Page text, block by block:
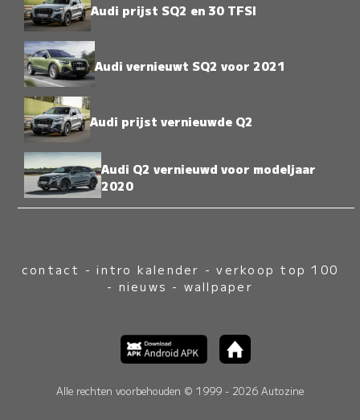
Audi prijst SQ2 en 30 TFSI
Audi vernieuwt SQ2 voor 2021
Audi prijst vernieuwde Q2
Audi Q2 vernieuwd voor modeljaar
2020
contact -intro kalender -verkoop top 100
- nieuws - wallpaper
Alle rechten voorbehouden © 1999 - 2026 Autozine